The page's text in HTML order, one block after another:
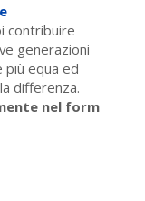
contribuire
generazioni
più equa ed
differenza.
nel form